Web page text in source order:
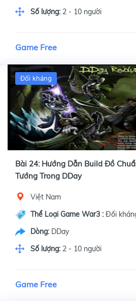
Số lượng: 2 - 10 người
Game Free
Đối kháng
Bài 24: Hướng Dẫn Build Đồ
Tướng Trong DDay
Việt Nam
Thể Loại Game War3 : Đối
Dòng: DDay
Số lượng: 2 - 10 người
Game Free